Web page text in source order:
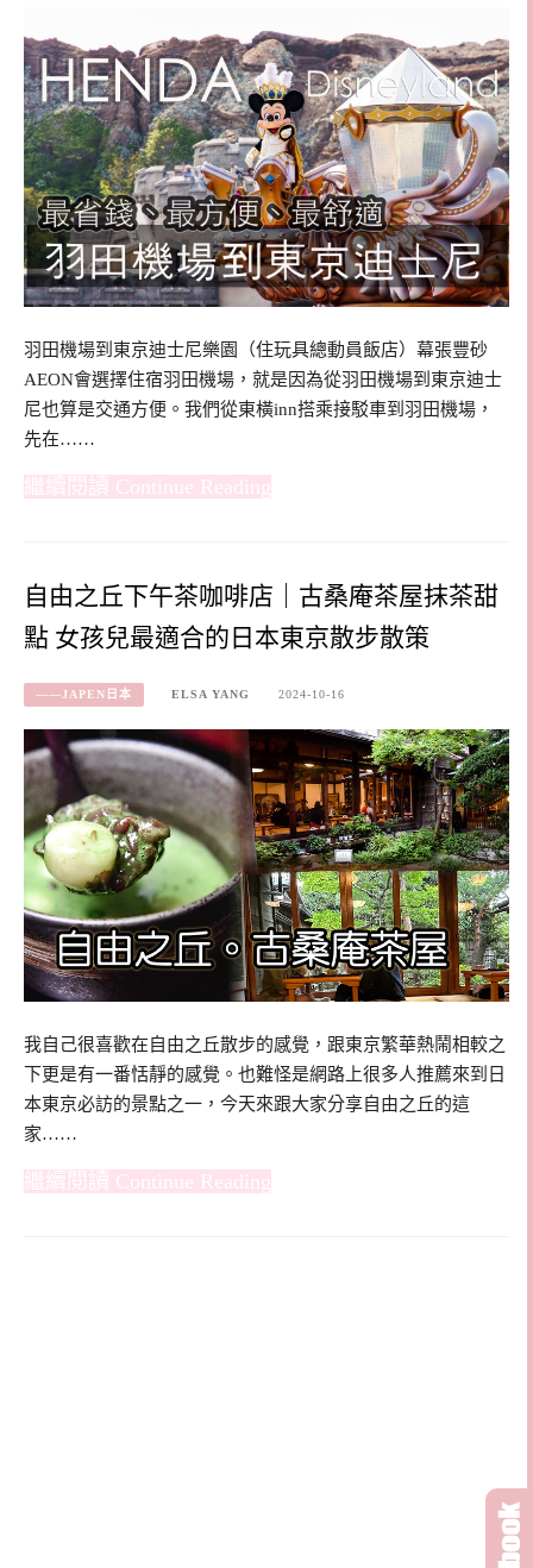
羽田機場到東京迪士尼樂園（住玩具總動員飯店）幕張豐砂
AEON會選擇住宿羽田機場，就是因為從羽田機場到東京迪士
尼也算是交通方便。我們從東橫inn搭乘接駁車到羽田機場，
先在……
Continue Reading
自由之丘下午茶咖啡店｜古桑庵茶屋抹茶甜
點 女孩兒最適合的日本東京散步散策
——JAPEN日本 ELSA YANG 2024-10-16
我自己很喜歡在自由之丘散步的感覺，跟東京繁華熱鬧相較之
下更是有一番恬靜的感覺。也難怪是網路上很多人推薦來到日
本東京必訪的景點之一，今天來跟大家分享自由之丘的這
家……
Continue Reading